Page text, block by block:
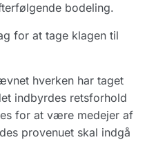
bodeling.
for at tage klagen til
hverken har taget
indbyrdes retsforhold
for at være medejer af
provenuet skal indgå